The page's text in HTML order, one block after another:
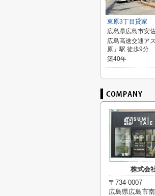
東原3丁目貸家
広島県広島市安
広島高速交通ア
原」駅 徒歩9分
築40年
株式会
〒734-0007
広島県広島市